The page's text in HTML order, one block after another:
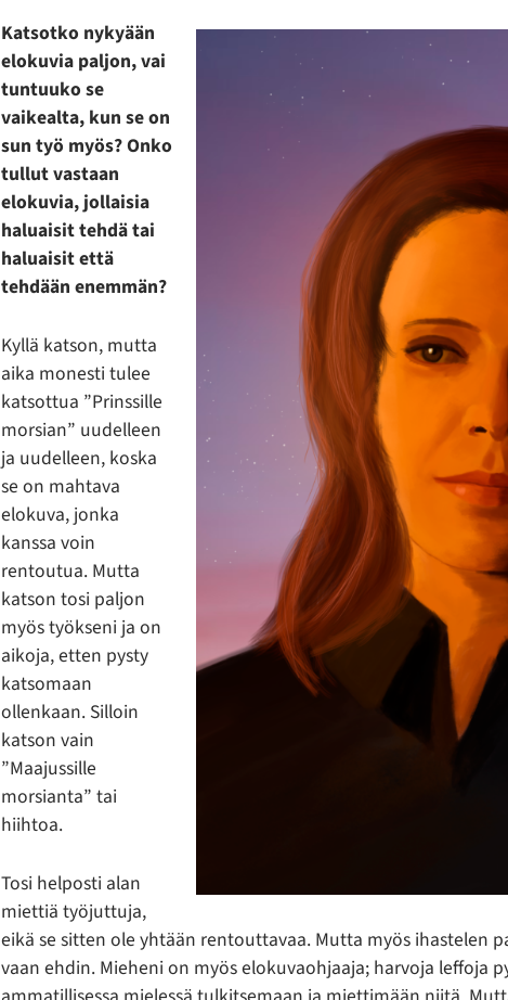
Katsotko nykyään
elokuvia paljon, vai
tuntuuko se
vaikealta, kun se on
sun työ myös? Onko
tullut vastaan
elokuvia, jollaisia
haluaisit tehdä tai
haluaisit että
tehdään enemmän?
Kyllä katson, mutta
aika monesti tulee
katsottua ”Prinssille
morsian” uudelleen
ja uudelleen, koska
se on mahtava
elokuva, jonka
kanssa voin
rentoutua. Mutta
katson tosi paljon
myös työkseni ja on
aikoja, etten pysty
katsomaan
ollenkaan. Silloin
katson vain
”Maajussille
morsianta” tai
hiihtoa.
Tosi helposti alan
miettiä työjuttuja,
eikä se sitten ole yhtään rentouttavaa. Mutta myös ihastelen
vaan ehdin. Mieheni on myös elokuvaohjaaja; harvoja leffoja